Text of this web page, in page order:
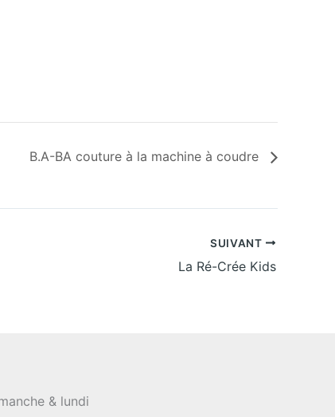
B.A-BA couture à la machine à coudre
SUIVANT
La Ré-Crée Kids
& lundi